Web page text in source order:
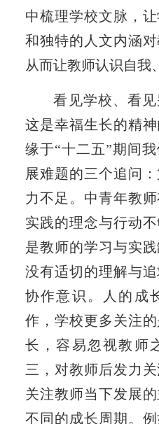
中梳理学校文脉，
和独特的人文内涵
从而让教师认识自我
看见学校、看
这是幸福生长的精
缘于“十二五”期间
展难题的三个追问
力不足。中青年教
实践的理念与行动
是教师的学习与实
没有适切的理解与
协作意识。人的成
作，学校更多关注
长，容易忽视教师
三，对教师后发力
关注教师当下发展
不同的成长周期。